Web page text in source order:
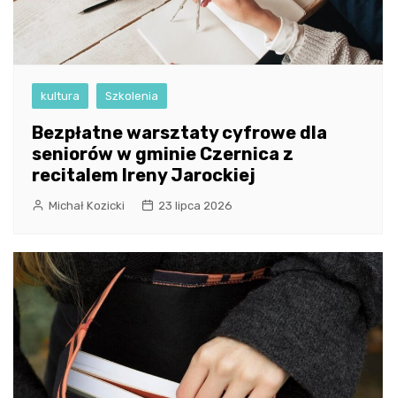
kultura Szkolenia
Bezpłatne warsztaty cyfrowe dla
seniorów w gminie Czernica z
recitalem Ireny Jarockiej
Michał Kozicki 23 lipca 2026